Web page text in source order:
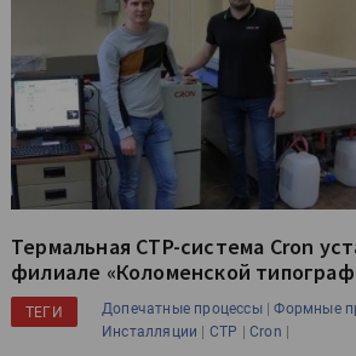
Термальная CTP-система Cron
филиале «Коломенской
ТЕГИ Допечатные процессы|Формные
Инсталляции | CTP |Cron |